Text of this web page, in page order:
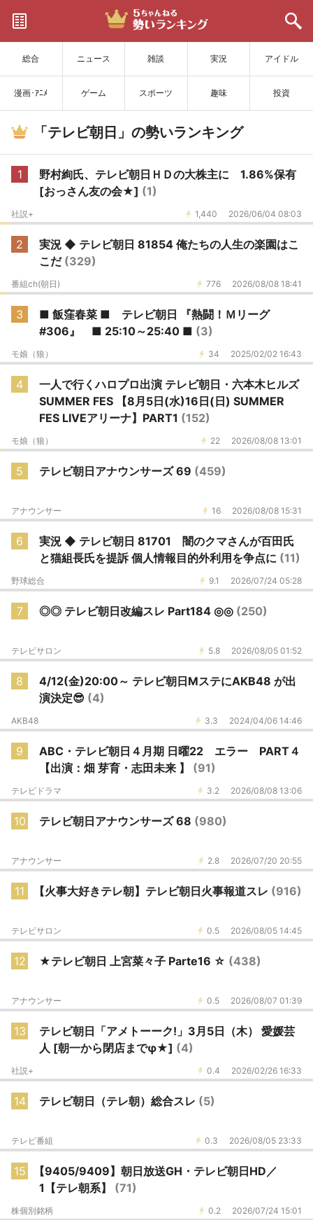
総合 ニュース 雑談 実況 アイドル
漫画･ｱﾆﾒ ゲーム スポーツ 趣味 投資
サイトを更新
「テレビ朝日」の勢いランキング
1
野村絢氏、テレビ朝日ＨＤの大株主に 1.86%保有
[おっさん友の会★] (1)
1,440 2026/06/04 08:03
社説+
2
実況 ◆ テレビ朝日 81854 俺たちの人生の楽園はこ
こだ (329)
776 2026/08/08 18:41
番組ch(朝日)
3
■ 飯窪春菜 ■ テレビ朝日 『熱闘！Ｍリーグ
#306』 ■ 25:10～25:40 ■ (3)
34 2025/02/02 16:43
モ娘（狼）
4
一人で行くハロプロ出演 テレビ朝日・六本木ヒルズ
SUMMER FES 【8月5日(水)16日(日) SUMMER
FES LIVEアリーナ】PART1 (152)
22 2026/08/08 13:01
モ娘（狼）
5 テレビ朝日アナウンサーズ 69 (459)
16 2026/08/08 15:31
アナウンサー
6
実況 ◆ テレビ朝日 81701 闇のクマさんが百田氏
と猫組長氏を提訴 個人情報目的外利用を争点に (11)
9.1 2026/07/24 05:28
野球総合
7 ◎◎ テレビ朝日改編スレ Part184 ◎◎ (250)
5.8 2026/08/05 01:52
テレビサロン
8
4/12(金)20:00～ テレビ朝日MステにAKB48 が出
演決定😎 (4)
3.3 2024/04/06 14:46
AKB48
9
ABC・テレビ朝日４月期 日曜22 エラー PART４
【出演：畑 芽育・志田未来 】 (91)
3.2 2026/08/08 13:06
テレビドラマ
10 テレビ朝日アナウンサーズ 68 (980)
2.8 2026/07/20 20:55
アナウンサー
11 【火事大好きテレ朝】テレビ朝日火事報道スレ (916)
0.5 2026/08/05 14:45
テレビサロン
12 ★テレビ朝日 上宮菜々子 Parte16 ☆ (438)
0.5 2026/08/07 01:39
アナウンサー
13
テレビ朝日「アメトーーク!」3月5日（木） 愛媛芸
人 [朝一から閉店までφ★] (4)
0.4 2026/02/26 16:33
社説+
14 テレビ朝日（テレ朝）総合スレ (5)
0.3 2026/08/05 23:33
テレビ番組
15
【9405/9409】朝日放送GH・テレビ朝日HD／
1【テレ朝系】 (71)
0.2 2026/07/24 15:01
株個別銘柄